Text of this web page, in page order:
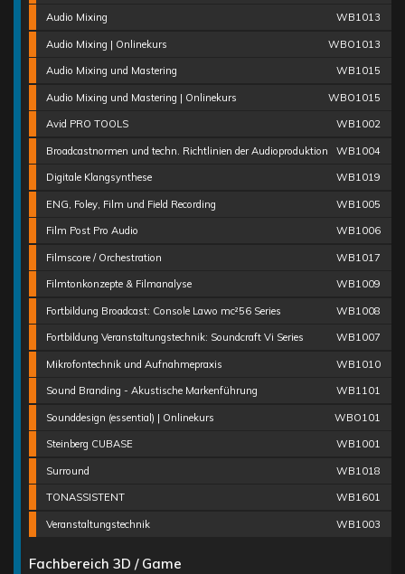
Audio Mixing WB1013
Audio Mixing | Onlinekurs WBO1013
Audio Mixing und Mastering WB1015
Audio Mixing und Mastering | Onlinekurs WBO1015
Avid PRO TOOLS WB1002
Broadcastnormen und techn. Richtlinien der Audioproduktion WB1004
Digitale Klangsynthese WB1019
ENG, Foley, Film und Field Recording WB1005
Film Post Pro Audio WB1006
Filmscore / Orchestration WB1017
Filmtonkonzepte & Filmanalyse WB1009
Fortbildung Broadcast: Console Lawo mc²56 Series WB1008
Fortbildung Veranstaltungstechnik: Soundcraft Vi Series WB1007
Mikrofontechnik und Aufnahmepraxis WB1010
Sound Branding - Akustische Markenführung WB1101
Sounddesign (essential) | Onlinekurs WBO101
Steinberg CUBASE WB1001
Surround WB1018
TONASSISTENT WB1601
Veranstaltungstechnik WB1003
Fachbereich 3D / Game